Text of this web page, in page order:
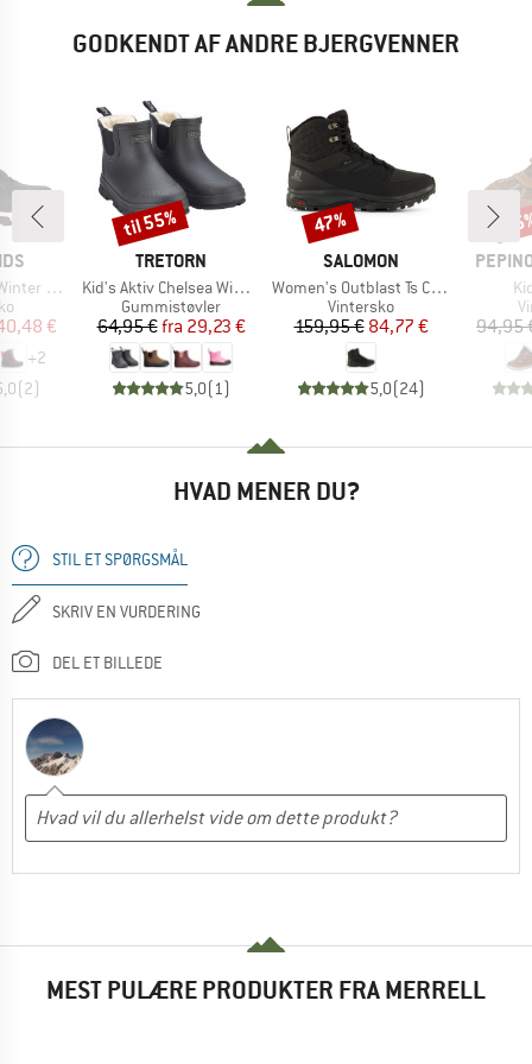
GODKENDT AF ANDRE BJERGVENNER
Boots
pris
€
+2
(2)
MÆRKE
TRETORN
Artikel
Kid's Aktiv Chelsea Winter
Produktgruppe
Gummistøvler
Pris
64,95 € Nedsat pris
fra 29,23 €
5,0(1)
Rabat
til 55%
MÆRKE
SALOMON
Artikel
Women's Outblast Ts CSWP
Produktgruppe
Vintersko
Pris
159,95 €Nedsat pris
84,77 €
5,0(24)
Rabat
47%
MÆRKE
94,95
HVAD MENER DU?
STIL ET SPØRGSMÅL
SKRIV EN VURDERING
DEL ET BILLEDE
MEST PULÆRE PRODUKTER FRA MERRELL